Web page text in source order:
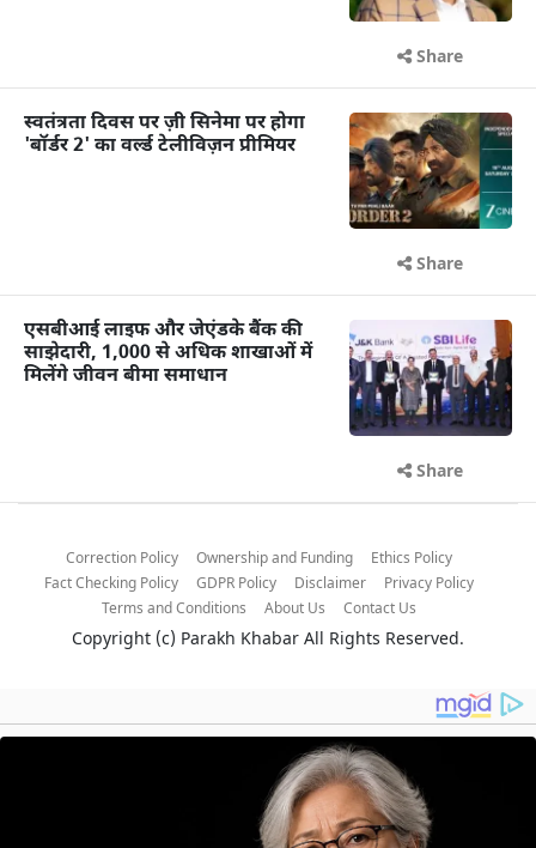
Share
स्वतंत्रता दिवस पर ज़ी सिनेमा पर होगा
'बॉर्डर 2' का वर्ल्ड टेलीविज़न प्रीमियर
Share
एसबीआई लाइफ और जेएंडके बैंक की
साझेदारी, 1,000 से अधिक शाखाओं में
मिलेंगे जीवन बीमा समाधान
Share
Correction Policy Ownership and Funding
Ethics Policy
Fact Checking Policy
GDPR Policy Disclaimer
Privacy Policy
Terms and Conditions
About Us Contact Us
Copyright (c) Parakh Khabar All Rights Reserved.